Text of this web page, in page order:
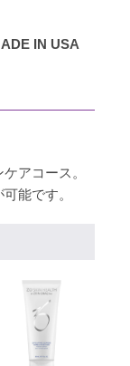
IN USA
アコース。
能です。